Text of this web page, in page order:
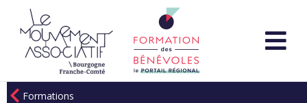
Formations